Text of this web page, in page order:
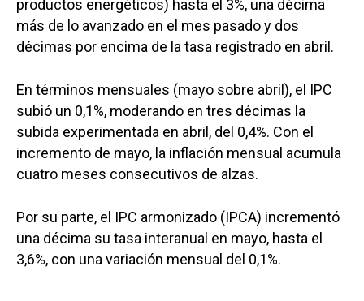
productos energéticos) hasta el 3%, una décima
más de lo avanzado en el mes pasado y dos
décimas por encima de la tasa registrado en abril.
En términos mensuales (mayo sobre abril), el IPC
subió un 0,1%, moderando en tres décimas la
subida experimentada en abril, del 0,4%. Con el
incremento de mayo, la inflación mensual acumula
cuatro meses consecutivos de alzas.
Por su parte, el IPC armonizado (IPCA) incrementó
una décima su tasa interanual en mayo, hasta el
3,6%, con una variación mensual del 0,1%.
Cuenca
Guadalajara
Educación
Cultura
Sucesos
Medio Ambiente
Planeta Rural
Política
Galerías